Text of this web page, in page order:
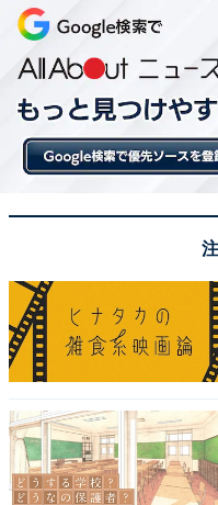
A post shared by 松岡
アイドルグループ・
の有岡大貴さんと松岡
発表。有岡さんはテレビ
ーズ（フジテレビ系）
松岡さんは映画『ちは
『コウノドリ』（TBS
ています。
2人とも子役から活躍し
いう共通点から意気投合